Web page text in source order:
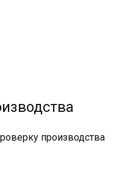
производства